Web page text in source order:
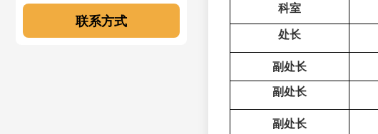
联系方式
科室
处长
副处长
副处长
副处长